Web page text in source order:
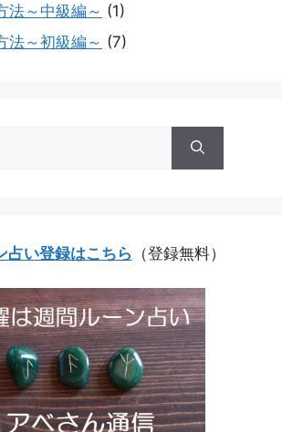
法～中級編～ (1)
法～初級編～ (7)
占い登録はこちら （登録無料）